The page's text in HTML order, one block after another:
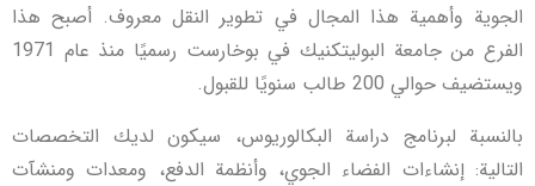
الجوية وأهمية هذا المجال في تطوير النقل معروف. أصبح هذا
الفرع من جامعة البوليتكنيك في بوخارست رسميًا منذ عام 1971
ويستضيف حوالي 200 طالب سنويًا للقبول.
بالنسبة لبرنامج دراسة البكالوريوس، سيكون لديك التخصصات
التالية: إنشاءات الفضاء الجوي، وأنظمة الدفع، ومعدات ومنشآت